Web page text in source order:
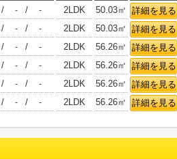
/ - / - 2LDK 50.03㎡ 詳細を見る
/ - / - 2LDK 50.03㎡ 詳細を見る
/ - / - 2LDK 56.26㎡ 詳細を見る
/ - / - 2LDK 56.26㎡ 詳細を見る
/ - / - 2LDK 56.26㎡ 詳細を見る
/ - / - 2LDK 56.26㎡ 詳細を見る